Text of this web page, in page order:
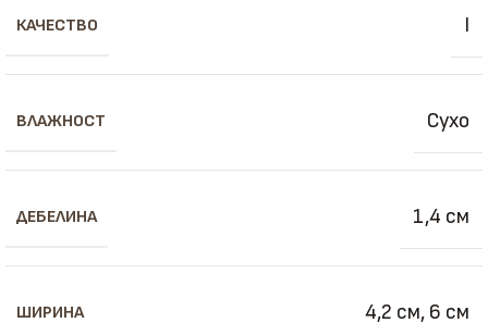
КАЧЕСТВО I
ВЛАЖНОСТ Сухо
ДЕБЕЛИНА 1,4 см
ШИРИНА 4,2 см, 6 см